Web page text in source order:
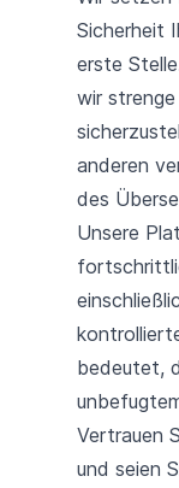
Sicherheit
erste
wir
anderen
des
Unsere
bedeutet,
Vertrauen
und seien